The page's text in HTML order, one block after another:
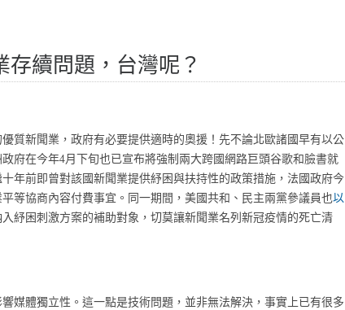
續問題，台灣呢？
質新聞業，政府有必要提供適時的奧援！先不論北歐諸國早有以公
府在今年4月下旬也已宣布將強制兩大跨國網路巨頭谷歌和臉書就
年前即曾對該國新聞業提供紓困與扶持性的政策措施，法國政府今
等協商內容付費事宜。同一期間，美國共和、民主兩黨參議員也以
入紓困刺激方案的補助對象，切莫讓新聞業名列新冠疫情的死亡清
媒體獨立性。這一點是技術問題，並非無法解決，事實上已有很多